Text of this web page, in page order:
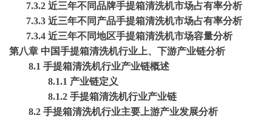
7.3.2 近三年不同品牌手提箱清洗机市场占有率分析
7.3.3 近三年不同产品手提箱清洗机市场占有率分析
7.3.4 近三年不同地区手提箱清洗机市场容量分析
第八章 中国手提箱清洗机行业上、下游产业链分析
8.1 手提箱清洗机行业产业链概述
8.1.1 产业链定义
8.1.2 手提箱清洗机行业产业链
8.2 手提箱清洗机行业主要上游产业发展分析